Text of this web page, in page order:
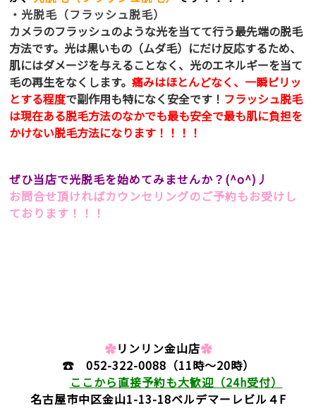
・光脱毛（フラッシュ脱毛）
カメラのフラッシュのような光を当てて行う最先端の脱毛
方法です。光は黒いもの（ムダ毛）にだけ反応するため、
肌にはダメージを与えることなく、光のエネルギーを当て
毛の再生をなくします。痛みはほとんどなく、一瞬ピリッ
とする程度で副作用も特になく安全です！ フラッシュ脱毛
は現在ある脱毛方法のなかでも最も安全で最も肌に負担を
かけない脱毛方法になります！！！！
ぜひ当店で光脱毛を始めてみませんか？(^o^)丿
お問合せ頂ければカウンセリングのご予約もお受けし
ております！！！
✿リンリン金山店✿
☎ 052-322-0088 （11時～20時）
ここから直接予約も大歓迎（24h受付）
名古屋市中区金山1-13-18ベルデマーレビル４F